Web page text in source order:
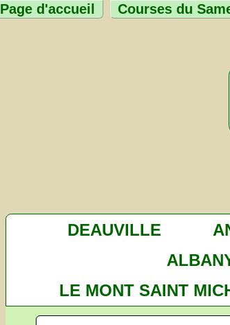
Page d'accueil Courses du
DEAUVILLE
LE MONT SAINT